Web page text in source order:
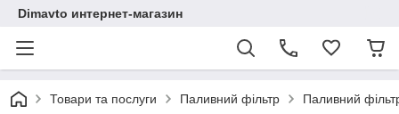
Dimavto интернет-магазин
Товари та послуги Паливний фільтр Паливний